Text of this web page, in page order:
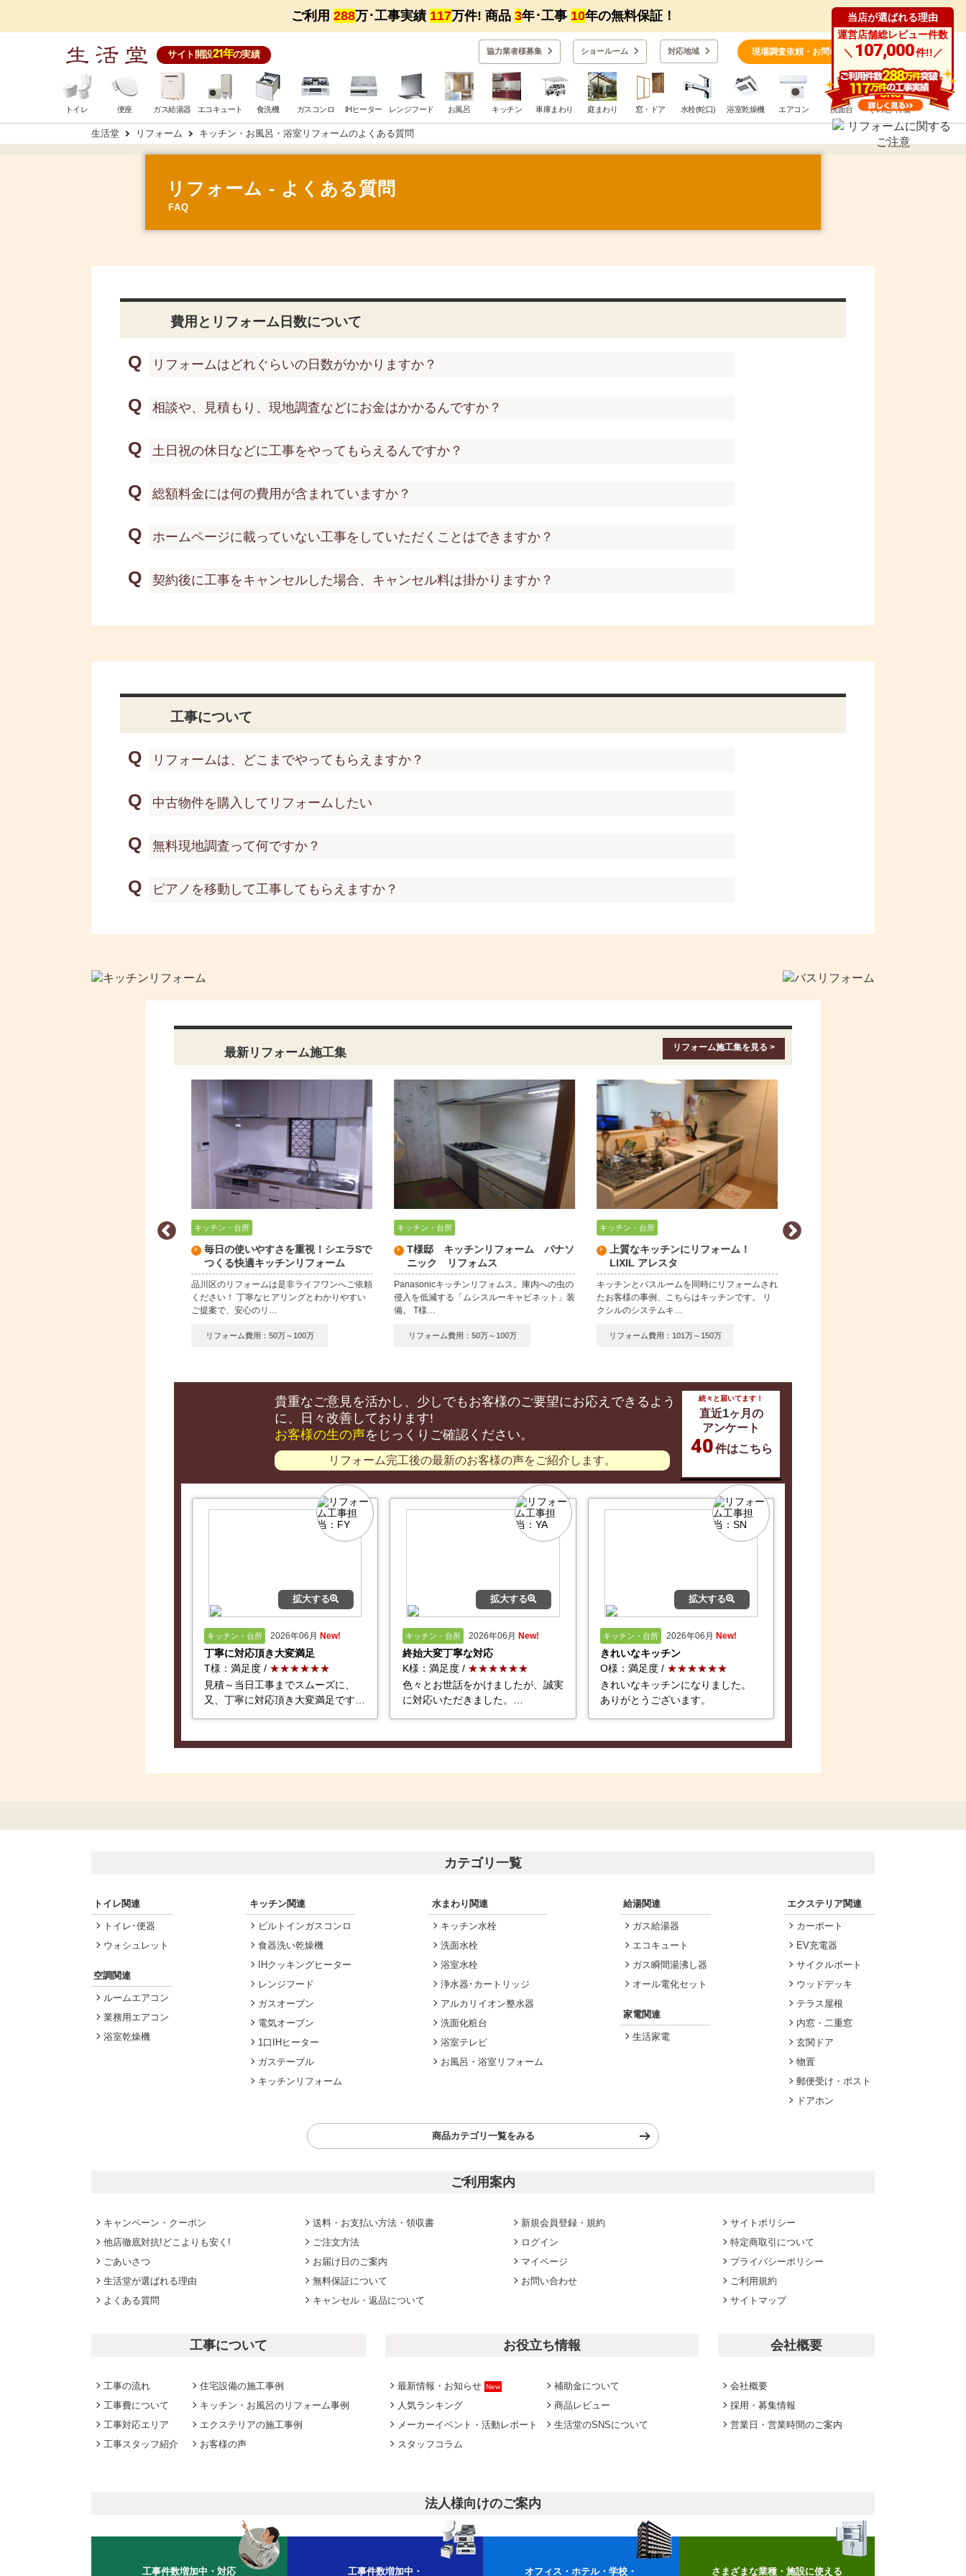
ご利用 288万･工事実績 117万件! 商品 3年･工事 10年の無料保証！
サイト開設21年の実績 協力業者様募集 ショールーム 対応地域 0
現場調査依頼・お問い合わせ
トイレ 便座 ガス給湯器 エコキュート 食洗機 ガスコンロ IHヒーター レンジフード お風呂 キッチン 車庫まわり 庭まわり 窓・ドア 水栓(蛇口) 浴室乾燥機 エアコン 洗面台 その他･特価
生活堂 リフォーム キッチン・お風呂・浴室リフォームのよくある質問
リフォーム - よくある質問
FAQ
費用とリフォーム日数について
Q リフォームはどれぐらいの日数がかかりますか？
Q 相談や、見積もり、現地調査などにお金はかかるんですか？
Q 土日祝の休日などに工事をやってもらえるんですか？
Q 総額料金には何の費用が含まれていますか？
Q ホームページに載っていない工事をしていただくことはできますか？
Q 契約後に工事をキャンセルした場合、キャンセル料は掛かりますか？
工事について
Q リフォームは、どこまでやってもらえますか？
Q 中古物件を購入してリフォームしたい
Q 無料現地調査って何ですか？
Q ピアノを移動して工事してもらえますか？
最新リフォーム施工集 リフォーム施工集を見る >
キッチン・台所
毎日の使いやすさを重視！シエラSで
つくる快適キッチンリフォーム
品川区のリフォームは是非ライフワンへご依頼
ください！ 丁寧なヒアリングとわかりやすい
ご提案で、安心のリ…
リフォーム費用：50万～100万
キッチン・台所
T様邸 キッチンリフォーム パナソ
ニック リフォムス
Panasonicキッチンリフォムス。庫内への虫の
侵入を低減する「ムシスルーキャビネット」装
備。 T様…
リフォーム費用：50万～100万
キッチン・台所
上質なキッチンにリフォーム！
LIXIL アレスタ
キッチンとバスルームを同時にリフォームされ
たお客様の事例、こちらはキッチンです。 リ
クシルのシステムキ…
リフォーム費用：101万～150万
キッチン・台所
貴重なご意見を活かし、少しでもお客様のご要望にお応えできるよう
に、日々改善しております!
お客様の生の声をじっくりご確認ください。
続々と届いてます！
直近1ヶ月の
アンケート
40件はこちら
リフォーム完工後の最新のお客様の声をご紹介します。
拡大する
キッチン・台所 2026年06月 New!
丁寧に対応頂き大変満足
T様：満足度 / ★★★★★★
見積～当日工事までスムーズに、
又、丁寧に対応頂き大変満足です…
拡大する
キッチン・台所 2026年06月 New!
終始大変丁寧な対応
K様：満足度 / ★★★★★★
色々とお世話をかけましたが、誠実
に対応いただきました。
拡大する
キッチン・台所 2026年06月 New!
きれいなキッチン
O様：満足度 / ★★★★★★
きれいなキッチンになりました。
ありがとうございます。
カテゴリ一覧
トイレ関連
トイレ･便器
ウォシュレット
空調関連
ルームエアコン
業務用エアコン
浴室乾燥機
キッチン関連
ビルトインガスコンロ
食器洗い乾燥機
IHクッキングヒーター
レンジフード
ガスオーブン
電気オーブン
1口IHヒーター
ガステーブル
キッチンリフォーム
水まわり関連
キッチン水栓
洗面水栓
浴室水栓
浄水器･カートリッジ
アルカリイオン整水器
洗面化粧台
浴室テレビ
お風呂・浴室リフォーム
給湯関連
ガス給湯器
エコキュート
ガス瞬間湯沸し器
オール電化セット
家電関連
生活家電
エクステリア関連
カーポート
EV充電器
サイクルポート
ウッドデッキ
テラス屋根
内窓・二重窓
玄関ドア
物置
郵便受け・ポスト
ドアホン
商品カテゴリ一覧をみる
ご利用案内
キャンペーン・クーポン
他店徹底対抗!どこよりも安く!
ごあいさつ
生活堂が選ばれる理由
よくある質問
送料・お支払い方法・領収書
ご注文方法
お届け日のご案内
無料保証について
キャンセル・返品について
新規会員登録・規約
ログイン
マイページ
お問い合わせ
サイトポリシー
特定商取引について
プライバシーポリシー
ご利用規約
サイトマップ
工事について
工事の流れ
工事費について
工事対応エリア
工事スタッフ紹介
住宅設備の施工事例
キッチン・お風呂のリフォーム事例
エクステリアの施工事例
お客様の声
お役立ち情報
最新情報・お知らせ New
人気ランキング
メーカーイベント・活動レポート
スタッフコラム
補助金について
商品レビュー
生活堂のSNSについて
会社概要
会社概要
採用・募集情報
営業日・営業時間のご案内
法人様向けのご案内
工事件数増加中・対応 工事件数増加中・ オフィス・ホテル・学校・ さまざまな業種・施設に使える
当店が選ばれる理由
運営店舗総レビュー件数
＼ 107,000件!!／